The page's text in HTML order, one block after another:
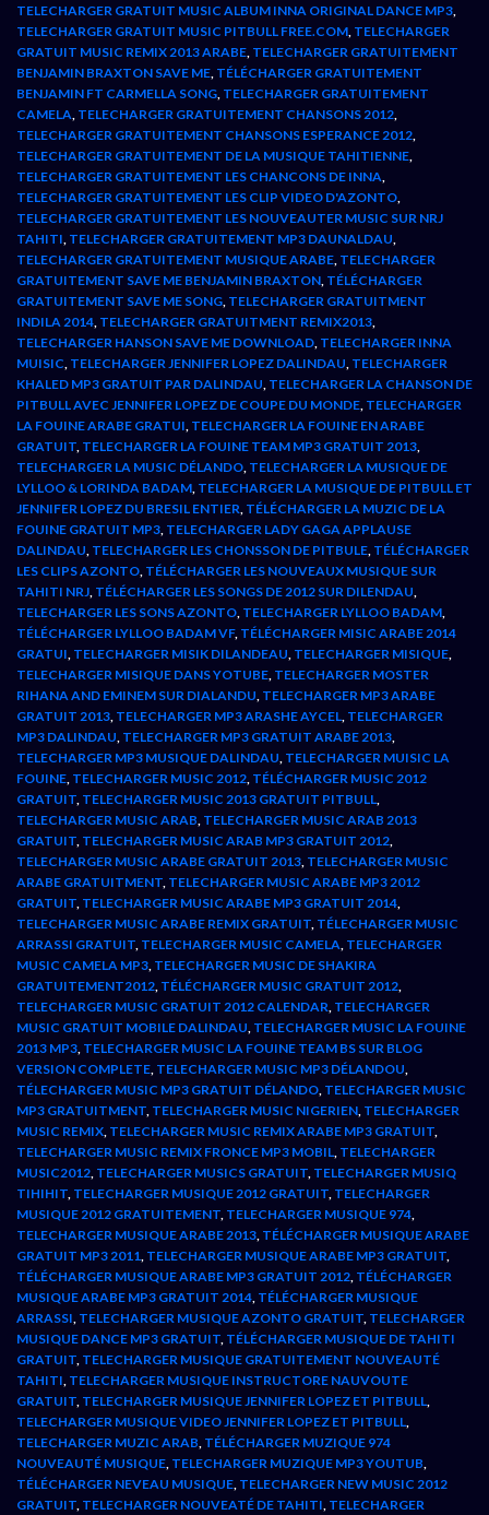
TELECHARGER GRATUIT MUSIC ALBUM INNA ORIGINAL DANCE MP3,
TELECHARGER GRATUIT MUSIC PITBULL FREE.COM, TELECHARGER
GRATUIT MUSIC REMIX 2013 ARABE, TELECHARGER GRATUITEMENT
BENJAMIN BRAXTON SAVE ME, TÉLÉCHARGER GRATUITEMENT
BENJAMIN FT CARMELLA SONG, TELECHARGER GRATUITEMENT
CAMELA, TELECHARGER GRATUITEMENT CHANSONS 2012,
TELECHARGER GRATUITEMENT CHANSONS ESPERANCE 2012,
TELECHARGER GRATUITEMENT DE LA MUSIQUE TAHITIENNE,
TELECHARGER GRATUITEMENT LES CHANCONS DE INNA,
TELECHARGER GRATUITEMENT LES CLIP VIDEO D'AZONTO,
TELECHARGER GRATUITEMENT LES NOUVEAUTER MUSIC SUR NRJ
TAHITI, TELECHARGER GRATUITEMENT MP3 DAUNALDAU,
TELECHARGER GRATUITEMENT MUSIQUE ARABE, TELECHARGER
GRATUITEMENT SAVE ME BENJAMIN BRAXTON, TÉLÉCHARGER
GRATUITEMENT SAVE ME SONG, TELECHARGER GRATUITMENT
INDILA 2014, TELECHARGER GRATUITMENT REMIX2013,
TELECHARGER HANSON SAVE ME DOWNLOAD, TELECHARGER INNA
MUISIC, TELECHARGER JENNIFER LOPEZ DALINDAU, TELECHARGER
KHALED MP3 GRATUIT PAR DALINDAU, TELECHARGER LA CHANSON DE
PITBULL AVEC JENNIFER LOPEZ DE COUPE DU MONDE, TELECHARGER
LA FOUINE ARABE GRATUI, TELECHARGER LA FOUINE EN ARABE
GRATUIT, TELECHARGER LA FOUINE TEAM MP3 GRATUIT 2013,
TELECHARGER LA MUSIC DÉLANDO, TELECHARGER LA MUSIQUE DE
LYLLOO & LORINDA BADAM, TELECHARGER LA MUSIQUE DE PITBULL ET
JENNIFER LOPEZ DU BRESIL ENTIER, TÉLÉCHARGER LA MUZIC DE LA
FOUINE GRATUIT MP3, TELECHARGER LADY GAGA APPLAUSE
DALINDAU, TELECHARGER LES CHONSSON DE PITBULE, TÉLÉCHARGER
LES CLIPS AZONTO, TÉLÉCHARGER LES NOUVEAUX MUSIQUE SUR
TAHITI NRJ, TÉLÉCHARGER LES SONGS DE 2012 SUR DILENDAU,
TELECHARGER LES SONS AZONTO, TELECHARGER LYLLOO BADAM,
TÉLÉCHARGER LYLLOO BADAM VF, TÉLÉCHARGER MISIC ARABE 2014
GRATUI, TELECHARGER MISIK DILANDEAU, TELECHARGER MISIQUE,
TELECHARGER MISIQUE DANS YOTUBE, TELECHARGER MOSTER
RIHANA AND EMINEM SUR DIALANDU, TELECHARGER MP3 ARABE
GRATUIT 2013, TELECHARGER MP3 ARASHE AYCEL, TELECHARGER
MP3 DALINDAU, TELECHARGER MP3 GRATUIT ARABE 2013,
TELECHARGER MP3 MUSIQUE DALINDAU, TELECHARGER MUISIC LA
FOUINE, TELECHARGER MUSIC 2012, TÉLÉCHARGER MUSIC 2012
GRATUIT, TELECHARGER MUSIC 2013 GRATUIT PITBULL,
TELECHARGER MUSIC ARAB, TELECHARGER MUSIC ARAB 2013
GRATUIT, TELECHARGER MUSIC ARAB MP3 GRATUIT 2012,
TELECHARGER MUSIC ARABE GRATUIT 2013, TELECHARGER MUSIC
ARABE GRATUITMENT, TELECHARGER MUSIC ARABE MP3 2012
GRATUIT, TELECHARGER MUSIC ARABE MP3 GRATUIT 2014,
TELECHARGER MUSIC ARABE REMIX GRATUIT, TÉLECHARGER MUSIC
ARRASSI GRATUIT, TELECHARGER MUSIC CAMELA, TELECHARGER
MUSIC CAMELA MP3, TELECHARGER MUSIC DE SHAKIRA
GRATUITEMENT2012, TÉLÉCHARGER MUSIC GRATUIT 2012,
TELECHARGER MUSIC GRATUIT 2012 CALENDAR, TELECHARGER
MUSIC GRATUIT MOBILE DALINDAU, TELECHARGER MUSIC LA FOUINE
2013 MP3, TELECHARGER MUSIC LA FOUINE TEAM BS SUR BLOG
VERSION COMPLETE, TELECHARGER MUSIC MP3 DÉLANDOU,
TÉLECHARGER MUSIC MP3 GRATUIT DÉLANDO, TELECHARGER MUSIC
MP3 GRATUITMENT, TELECHARGER MUSIC NIGERIEN, TELECHARGER
MUSIC REMIX, TELECHARGER MUSIC REMIX ARABE MP3 GRATUIT,
TELECHARGER MUSIC REMIX FRONCE MP3 MOBIL, TELECHARGER
MUSIC2012, TELECHARGER MUSICS GRATUIT, TELECHARGER MUSIQ
TIHIHIT, TELECHARGER MUSIQUE 2012 GRATUIT, TELECHARGER
MUSIQUE 2012 GRATUITEMENT, TELECHARGER MUSIQUE 974,
TELECHARGER MUSIQUE ARABE 2013, TÉLÉCHARGER MUSIQUE ARABE
GRATUIT MP3 2011, TELECHARGER MUSIQUE ARABE MP3 GRATUIT,
TÉLÉCHARGER MUSIQUE ARABE MP3 GRATUIT 2012, TÉLÉCHARGER
MUSIQUE ARABE MP3 GRATUIT 2014, TÉLÉCHARGER MUSIQUE
ARRASSI, TELECHARGER MUSIQUE AZONTO GRATUIT, TELECHARGER
MUSIQUE DANCE MP3 GRATUIT, TÉLÉCHARGER MUSIQUE DE TAHITI
GRATUIT, TELECHARGER MUSIQUE GRATUITEMENT NOUVEAUTÉ
TAHITI, TELECHARGER MUSIQUE INSTRUCTORE NAUVOUTE
GRATUIT, TELECHARGER MUSIQUE JENNIFER LOPEZ ET PITBULL,
TELECHARGER MUSIQUE VIDEO JENNIFER LOPEZ ET PITBULL,
TELECHARGER MUZIC ARAB, TÉLÉCHARGER MUZIQUE 974
NOUVEAUTÉ MUSIQUE, TELECHARGER MUZIQUE MP3 YOUTUB,
TÉLÉCHARGER NEVEAU MUSIQUE, TELECHARGER NEW MUSIC 2012
GRATUIT, TELECHARGER NOUVEATÉ DE TAHITI, TELECHARGER